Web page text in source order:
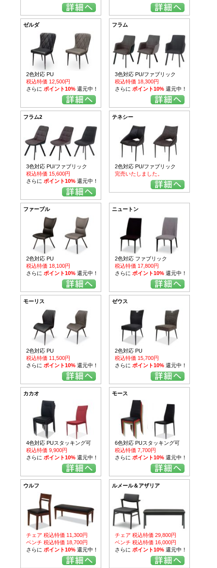
ゼルダ
2色対応 PU
税込特価 12,500円
さらに ポイント10% 還元中！
フラム
3色対応 PU/ファブリック
税込特価 18,300円
さらに ポイント10% 還元中！
フラム2
3色対応 PU/ファブリック
税込特価 15,600円
さらに ポイント10% 還元中！
テネシー
2色対応 PU/ファブリック
完売いたしました。
ファーブル
2色対応 PU
税込特価 18,100円
さらに ポイント10% 還元中！
ニュートン
2色対応 ファブリック
税込特価 17,800円
さらに ポイント10% 還元中！
モーリス
2色対応 PU
税込特価 11,500円
さらに ポイント10% 還元中！
ゼウス
2色対応 PU
税込特価 15,700円
さらに ポイント10% 還元中！
カカオ
4色対応 PUスタッキング可
税込特価 9,900円
さらに ポイント10% 還元中！
モース
6色対応 PUスタッキング可
税込特価 7,700円
さらに ポイント10% 還元中！
ウルフ
チェア 税込特価 11,300円
ベンチ 税込特価 18,700円
さらに ポイント10% 還元中！
ルメール＆アザリア
チェア 税込特価 29,800円
ベンチ 税込特価 16,000円
さらに ポイント10% 還元中！